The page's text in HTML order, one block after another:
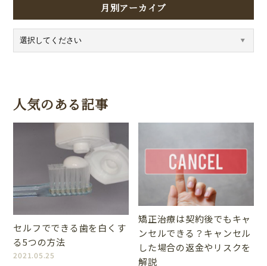
月別アーカイブ
人気のある記事
セルフでできる歯を白くす
る5つの方法
2021.05.25
矯正治療は契約後でもキャ
ンセルできる？キャンセル
した場合の返金やリスクを
解説